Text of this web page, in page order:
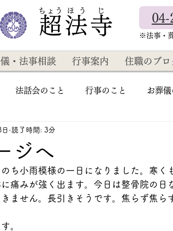
超法寺
​ちょう ほ う じ
04-
​※法事・
・法事相談 行事案内 住職のブロ
法話会のこと 行事のこと お葬儀
ジへ
読了時間: 3分
ち小雨模様の一日になりました。寒く
痛みが強く出ます。今日は整骨院の日
ません。長引きそうです。焦らず焦ら
。